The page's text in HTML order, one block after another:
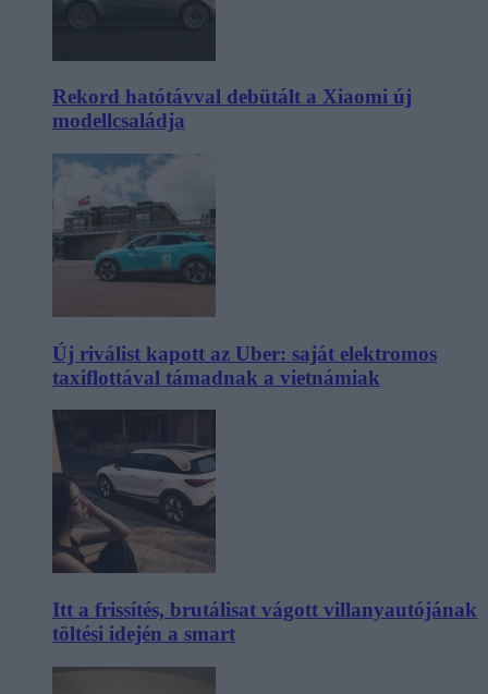
Rekord hatótávval debütált a Xiaomi új
modellcsaládja
Új riválist kapott az Uber: saját elektromos
taxiflottával támadnak a vietnámiak
Itt a frissítés, brutálisat vágott villanyautójának
töltési idején a smart